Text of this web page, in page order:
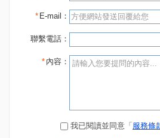
* E-mail：
聯繫電話：
* 內容：
我已閱讀並同意「 服務條